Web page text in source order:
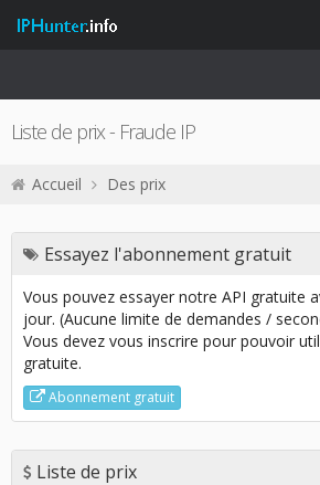
Liste de prix - Fraude IP
Accueil Des prix
Essayez l'abonnement gratuit
Vous pouvez essayer notre API gratuite
jour. (Aucune limite de demandes /
Vous devez vous inscrire pour pouvoir
gratuite.
Abonnement gratuit
Liste de prix